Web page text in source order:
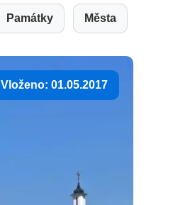
Památky Města
Vloženo: 01.05.2017